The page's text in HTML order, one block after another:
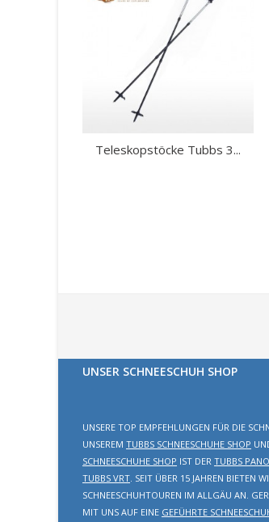
Teleskopstöcke Tubbs 3...
UNSER SCHNEESCHUH SHOP
UNSERE TOP EMPFEHLUNGEN FÜR DIE
UNSEREM TUBBS SCHNEESCHUHE SHOP
SCHNEESCHUHE SHOP IST DER TUBBS
TUBBS VRT . SEIT ÜBER 15 JAHREN BIETEN
SCHNEESCHUHTOUREN IM ALLGÄU AN.
MIT UNS AUF EINE GEFÜHRTE